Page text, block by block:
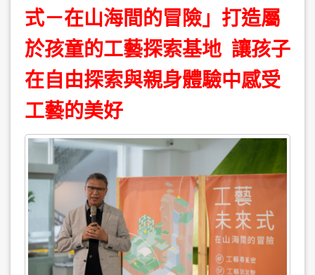
式－在山海間的冒險」打造屬
於孩童的工藝探索基地 讓孩子
在自由探索與親身體驗中感受
工藝的美好